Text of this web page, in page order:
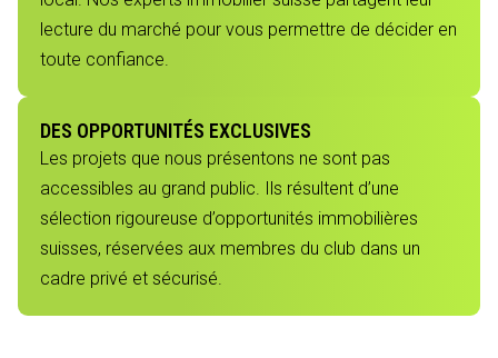
lecture du marché pour vous permettre de décider en
toute confiance.
DES OPPORTUNITÉS EXCLUSIVES
Les projets que nous présentons ne sont pas
accessibles au grand public. Ils résultent d’une
sélection rigoureuse d’opportunités immobilières
suisses, réservées aux membres du club dans un
cadre privé et sécurisé.